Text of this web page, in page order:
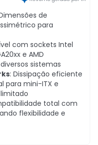
de
para
com sockets Intel
e AMD
sistemas
: Dissipação eficiente
para mini-ITX e
total com
flexibilidade e